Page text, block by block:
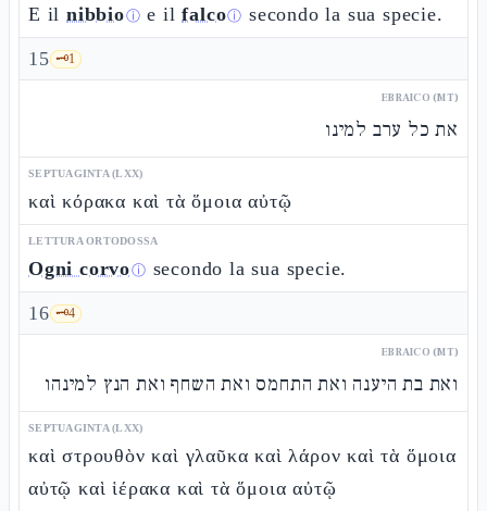
E il nibbioⓘ e ilfalcoⓘ secondo la sua specie.
15 🗝️1
EBRAICO (MT)
את כל ערב למינו
SEPTUAGINTA (LXX)
καὶ κόρακα καὶ τὰ ὅμοια αὐτῷ
LETTURA ORTODOSSA
Ogni corvoⓘ secondo la sua specie.
16 🗝️4
EBRAICO (MT)
ואת בת היענה ואת התחמס ואת השחף ואת הנץ למינהו
SEPTUAGINTA (LXX)
καὶ στρουθὸν καὶ γλαῦκα καὶ λάρον καὶ τὰ ὅμοια
αὐτῷ καὶ ἱέρακα καὶ τὰ ὅμοια αὐτῷ